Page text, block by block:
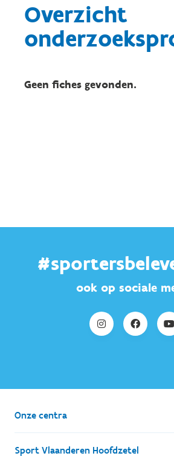
Overzicht
Geen fiches gevonden.
ook op sociale
Onze centra
Sport Vlaanderen Hoofdzetel